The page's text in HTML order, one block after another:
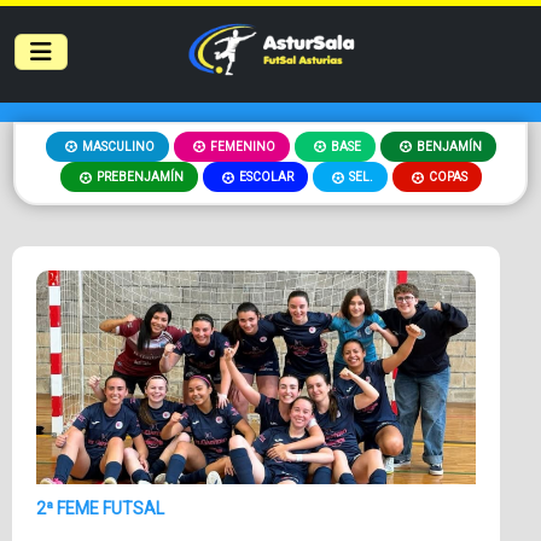
MASCULINO FEMENINO BASE BENJAMÍN
PREBENJAMÍN ESCOLAR SEL. COPAS
2ª FEME FUTSAL